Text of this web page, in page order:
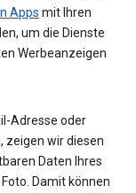
Apps mit Ihren
um die Dienste
Werbeanzeigen
Adresse oder
zeigen wir diesen
Daten Ihres
Damit können